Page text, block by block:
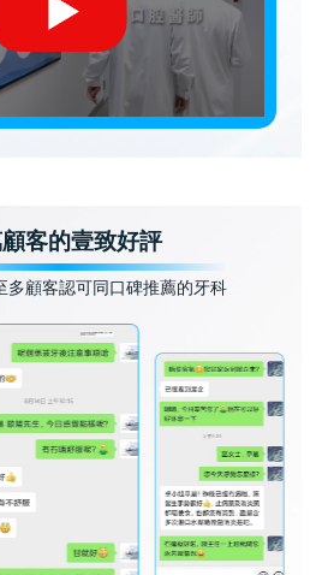
客的壹致好評
多顧客認可同口碑推薦的牙科